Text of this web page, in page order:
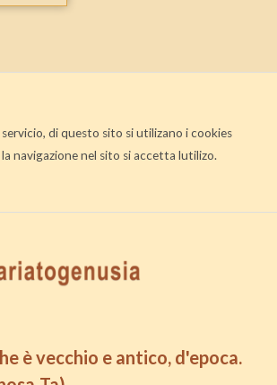
servicio, di questo sito si utilizano i cookies
navigazione nel sito si accetta lutilizo.
è vecchio e antico, d'epoca.